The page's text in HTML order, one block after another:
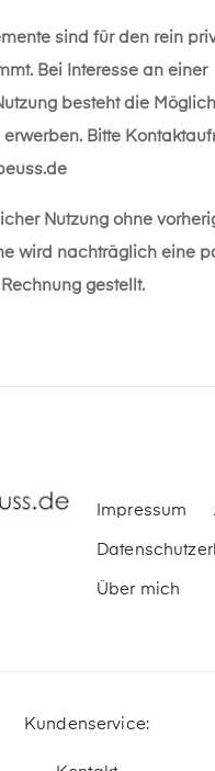
sind für den rein
Bei Interesse an einer
besteht die
erwerben. Bitte
Nutzung ohne
wird nachträglich eine
gestellt.
Impressum
Über mich
Kundenservice: